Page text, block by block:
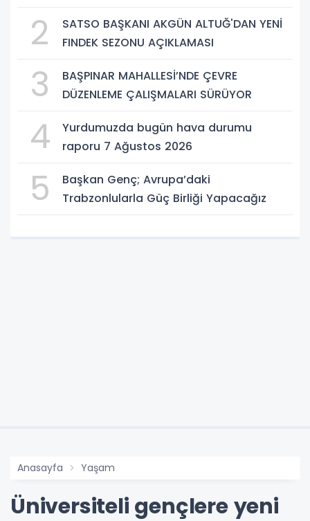
2
SATSO BAŞKANI AKGÜN ALTUĞ'DAN YENİ
FINDEK SEZONU AÇIKLAMASI
3
BAŞPINAR MAHALLESİ’NDE ÇEVRE
DÜZENLEME ÇALIŞMALARI SÜRÜYOR
4
Yurdumuzda bugün hava durumu
raporu 7 Ağustos 2026
5
Başkan Genç; Avrupa’daki
Trabzonlularla Güç Birliği Yapacağız
Anasayfa Yaşam
Üniversiteli gençlere yeni